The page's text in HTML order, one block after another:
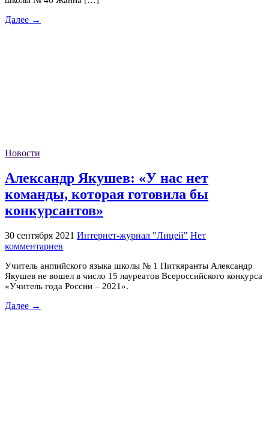
Далее →
Новости
Александр Якушев: «У нас нет
команды, которая готовила бы
конкурсантов»
30 сентября 2021 Интернет-журнал "Лицей" Нет
комментариев
Учитель английского языка школы № 1 Питкяранты Александр
Якушев не вошел в число 15 лауреатов Всероссийского конкурса
«Учитель года России – 2021».
Далее →